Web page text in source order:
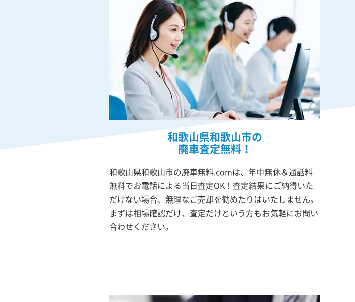
和歌山県和歌山市の
廃車査定無料！
和歌山県和歌山市の廃車無料.comは、年中無休＆通話料
無料でお電話による当日査定OK！査定結果にご納得いた
だけない場合、無理なご売却を勧めたりはいたしません。
まずは相場確認だけ、査定だけという方もお気軽にお問い
合わせください。